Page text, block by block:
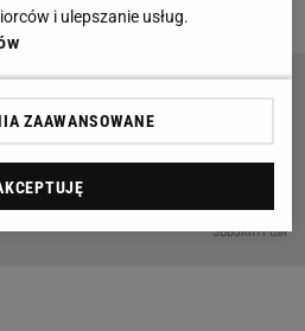
Czytaj także:
SUBSKRYPCJA
i ulepszanie usług.
ZAAWANSOWANE